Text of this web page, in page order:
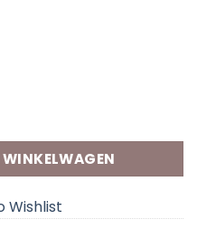
aantal
Wishlist